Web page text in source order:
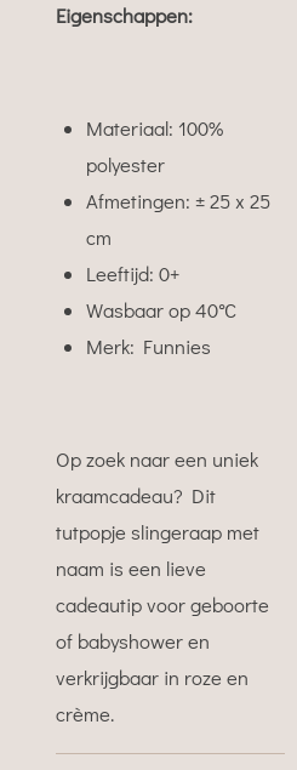
Eigenschappen:
Materiaal: 100%
polyester
Afmetingen: ± 25 x 25
cm
Leeftijd: 0+
Wasbaar op 40°C
Merk: Funnies
Op zoek naar een uniek
kraamcadeau? Dit
tutpopje slingeraap met
naam is een lieve
cadeautip voor geboorte
of babyshower en
verkrijgbaar in roze en
crème.